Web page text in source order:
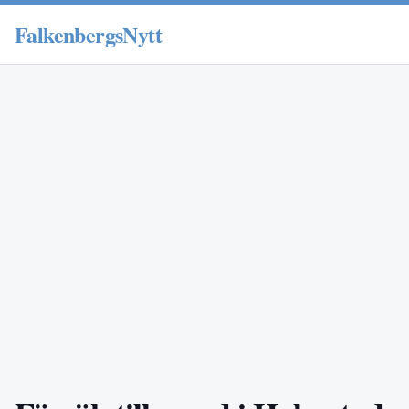
FalkenbergsNytt